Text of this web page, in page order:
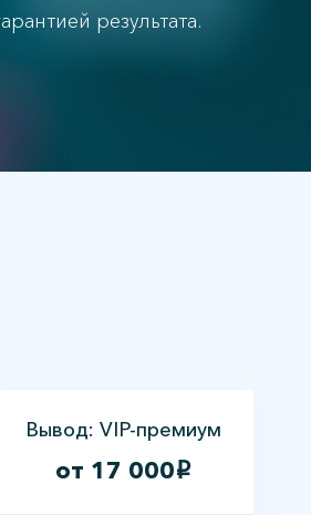
результата.
Вывод: VIP-премиум
от 17 000i